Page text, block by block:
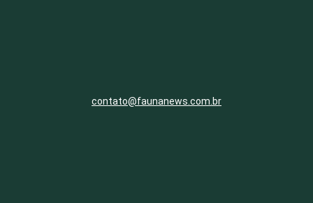
contato@faunanews.com.br